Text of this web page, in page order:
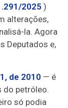
2025)
alterações,
la. Agora
Deputados e,
de 2010 — é
do petróleo.
só podia